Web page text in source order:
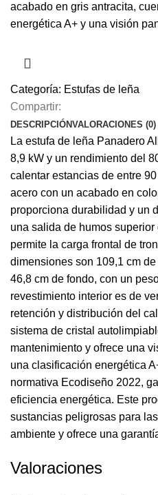
acabado en gris antracita,
energética A+ y una visión
Categoría: Estufas de leña
Compartir:
DESCRIPCIÓNVALORACIONES (0)
La estufa de leña Panadero
8,9 kW y un rendimiento del
calentar estancias de entre
acero con un acabado en
proporciona durabilidad y un
una salida de humos
permite la carga frontal de
dimensiones son 109,1 cm
46,8 cm de fondo, con un
revestimiento interior es de
retención y distribución del
sistema de cristal
mantenimiento y ofrece una
una clasificación energética
normativa Ecodiseño 2022,
eficiencia energética. Este
sustancias peligrosas para
ambiente y ofrece una
Valoraciones